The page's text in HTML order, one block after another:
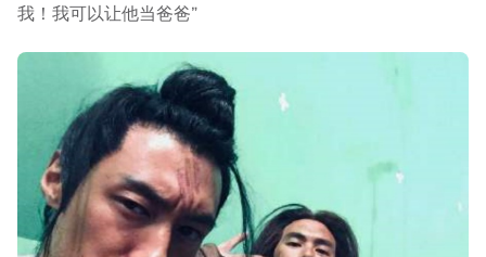
我！我可以让他当爸爸”